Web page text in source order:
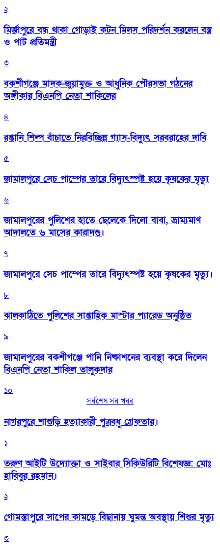
২
মির্জাপুরে বন্ধ থাকা গোড়াই কটন মিলস পরিদর্শন করলেন বস্ত্র
ও পাট প্রতিমন্ত্রী
৩
বকশীগঞ্জে মাদক-জুয়ামুক্ত ও আধুনিক পৌরসভা গঠনের
অঙ্গীকার বিএনপি নেতা শাকিলের
৪
রপ্তানি শিল্প বাঁচাতে নিরবিচ্ছিন্ন গ্যাস-বিদ্যুৎ সরবরাহের দাবি
৫
জামালপুরে সেচ পাম্পের তারে বিদ্যুৎস্পষ্ট হয়ে কৃষকের মৃত্যু
৬
জামালপুরের পুলিশের হাতে ছেলেকে দিলো বাবা, ভ্রাম্যমাণ
আদালতে ৬ মাসের কারাদণ্ড।
৭
জামালপুরে সেচ পাম্পের তারে বিদ্যুৎস্পষ্ট হয়ে কৃষকের মৃত্যু।
৮
‎ঝালকাঠিতে পুলিশের সাপ্তাহিক মাস্টার প্যারেড অনুষ্ঠিত
৯
জামালপুরের বকশীগঞ্জে পানি নিষ্কাশনের ব্যবস্থা করে দিলেন
বিএনপি নেতা শাকিল তালুকদার
১০
সর্বশেষ সব খবর
নাগরপুরে শাশুড়ি হত্যাকারী পুত্রবধু গ্রেফতার।
১
তরুণ আইটি উদ্যোক্তা ও সাইবার সিকিউরিটি বিশেষজ্ঞ: মোঃ
হাবিবুর রহমান।
২
গোমস্তাপুরে সাপের কামড়ে বিছানায় ঘুমন্ত অবস্থায় শিশুর মৃত্যু
৩